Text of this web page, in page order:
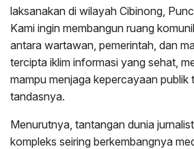
laksanakan di wilayah Cibinong,
Kami ingin membangun ruang
antara wartawan, pemerintah, dan
tercipta iklim informasi yang sehat,
mampu menjaga kepercayaan publik
tandasnya.
Menurutnya, tantangan dunia
kompleks seiring berkembangnya